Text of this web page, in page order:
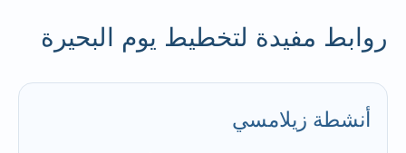
روابط مفيدة لتخطيط يوم البحيرة
أنشطة زيلامسي